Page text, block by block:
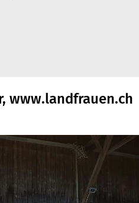
www.landfrauen.ch